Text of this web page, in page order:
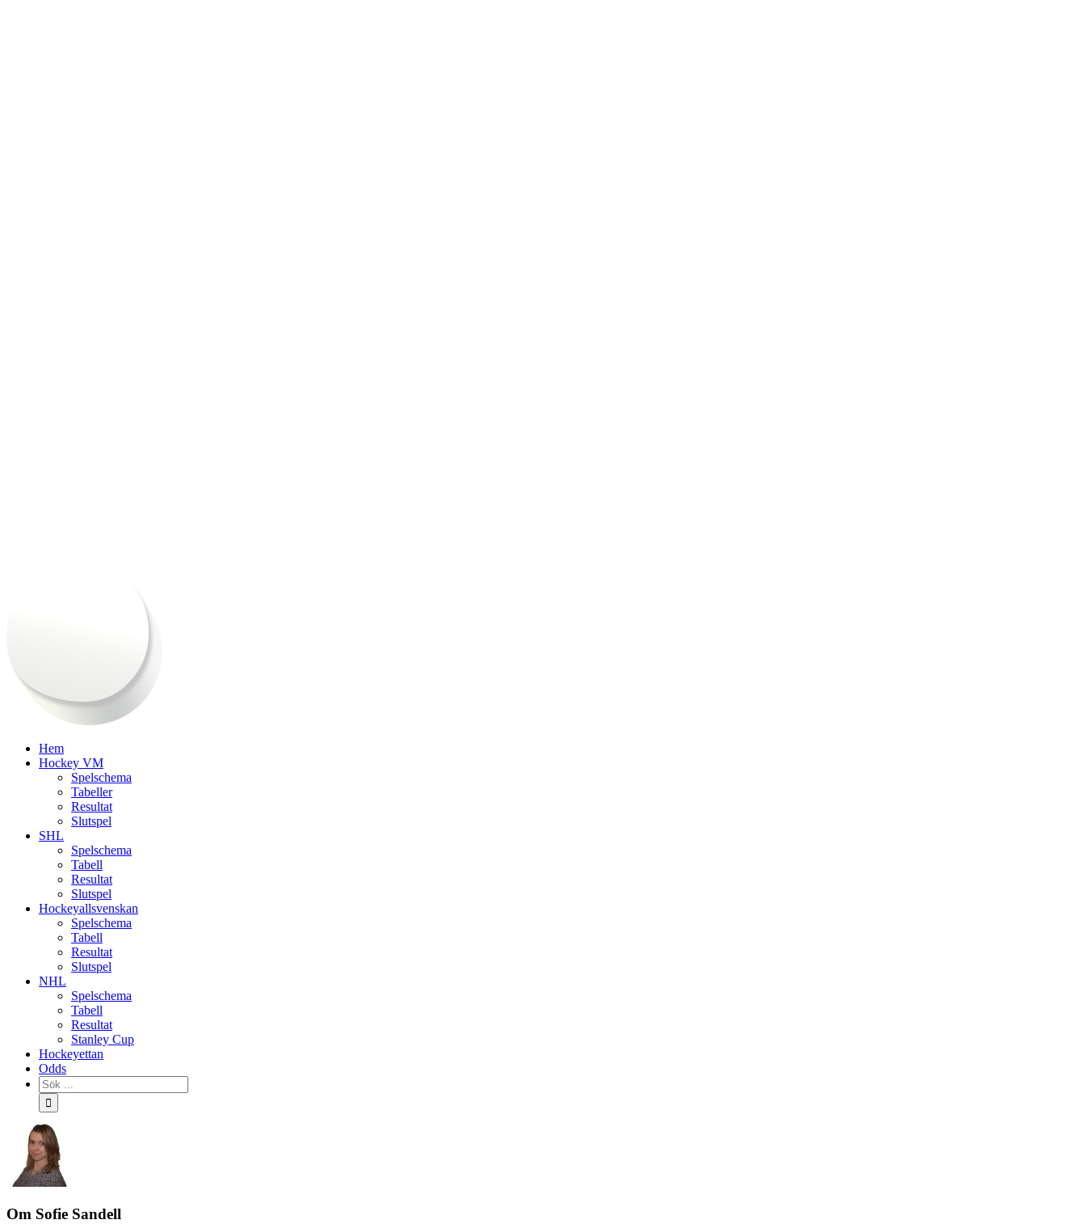
Hem
Hockey VM
Spelschema
Tabeller
Resultat
Slutspel
SHL
Spelschema
Tabell
Resultat
Slutspel
Hockeyallsvenskan
Spelschema
Tabell
Resultat
Slutspel
NHL
Spelschema
Tabell
Resultat
Stanley Cup
Hockeyettan
Odds
Sök
efter:
Om Sofie Sandell